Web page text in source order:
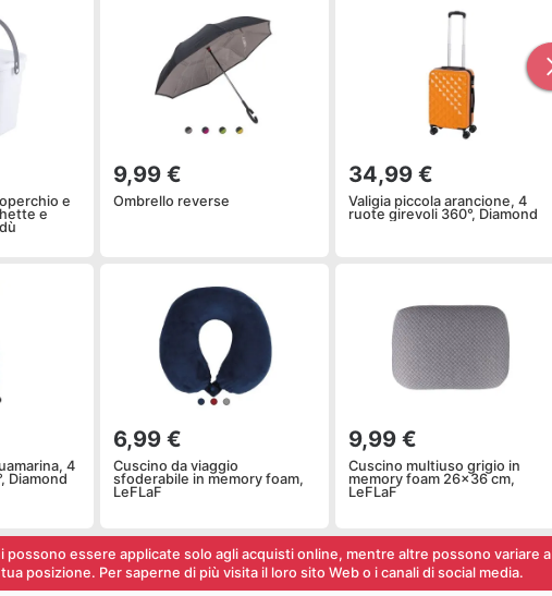
e
e
9,99 €
Ombrello reverse
34,99 €
Valigia piccola arancione, 4
ruote girevoli 360°, Diamond
4
Diamond
6,99 €
Cuscino da viaggio
sfoderabile in memory foam,
LeFLaF
9,99 €
Cuscino multiuso grigio in
memory foam 26x36 cm,
LeFLaF
possono essere applicate solo agli acquisti online, mentre altre possono variare a
posizione. Per saperne di più visita il loro sito Web o i canali di social media.